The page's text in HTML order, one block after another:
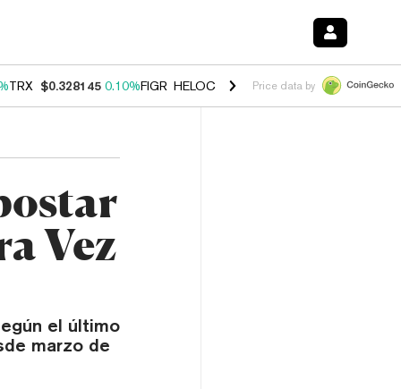
TRX $0.328145 0.10%FIGR_HELOC $1.034 1.40%HYPE $55.72
Price data by
Vez
el último
marzo de